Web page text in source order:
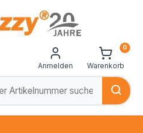
Anmelden Warenkorb
0